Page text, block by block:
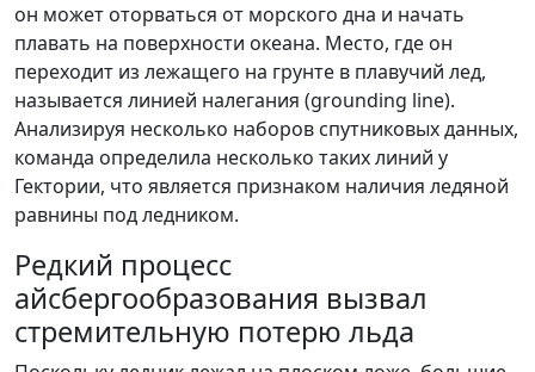
он может оторваться от морского дна и начать
плавать на поверхности океана. Место, где он
переходит из лежащего на грунте в плавучий лед,
называется линией налегания (grounding line).
Анализируя несколько наборов спутниковых данных,
команда определила несколько таких линий у
Гектории, что является признаком наличия ледяной
равнины под ледником.
Редкий процесс
айсбергообразования вызвал
стремительную потерю льда